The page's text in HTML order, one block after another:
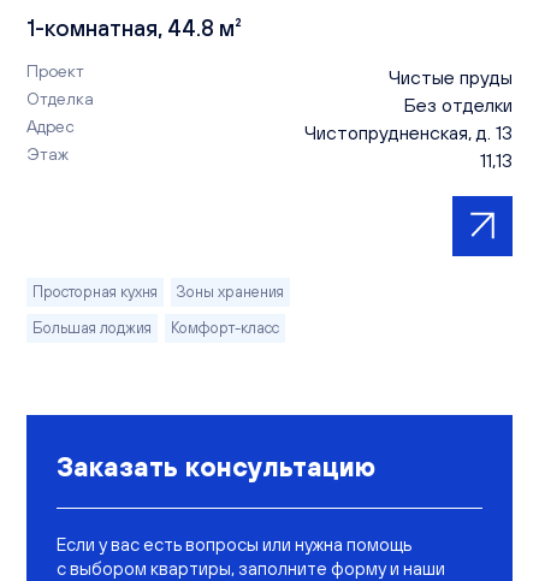
1-комнатная, 44.8 м²
Проект Чистые пруды
Отделка Без отделки
Адрес Чистопрудненская, д. 13
Этаж 11,13
Просторная кухня
Зоны хранения
Большая лоджия
Комфорт-класс
Заказать консультацию
Если у вас есть вопросы или нужна помощь
с выбором квартиры, заполните форму и наши